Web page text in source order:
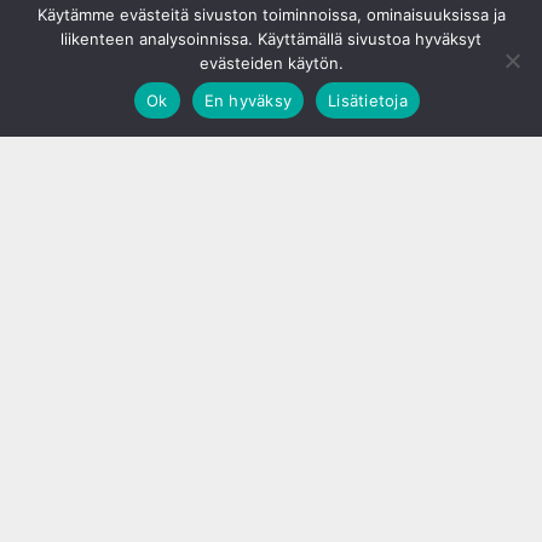
Käytämme evästeitä sivuston toiminnoissa, ominaisuuksissa ja
liikenteen analysoinnissa. Käyttämällä sivustoa hyväksyt
evästeiden käytön.
Ok
En hyväksy Lisätietoja